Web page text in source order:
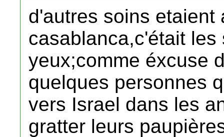
d'autres soins etaient
casablanca,c'était
yeux;comme éxcuse
quelques personnes
vers Israel dans les
gratter leurs